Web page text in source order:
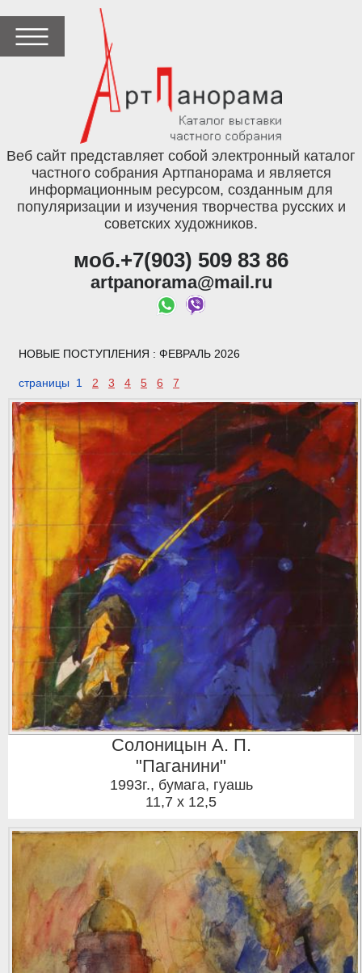
Веб сайт представляет собой электронный каталог
частного собрания Артпанорама и является
информационным ресурсом, созданным для
популяризации и изучения творчества русских и
советских художников.
моб.+7(903) 509 83 86
artpanorama@mail.ru
НОВЫЕ ПОСТУПЛЕНИЯ : ФЕВРАЛЬ 2026
страницы 1 2 3 4 5 6 7
Солоницын А. П.
"Паганини"
1993г., бумага, гуашь
11,7 x 12,5